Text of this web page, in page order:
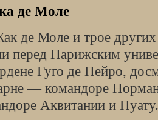
де Моле
де Моле и трое
перед Парижским
Гуго де Пейро,
— командоре
Аквитании и Пуату.